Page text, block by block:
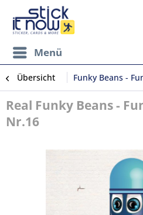
Menü
Übersicht Funky Beans -
Real Funky Beans -
Nr.16